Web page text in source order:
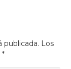
publicada. Los
*